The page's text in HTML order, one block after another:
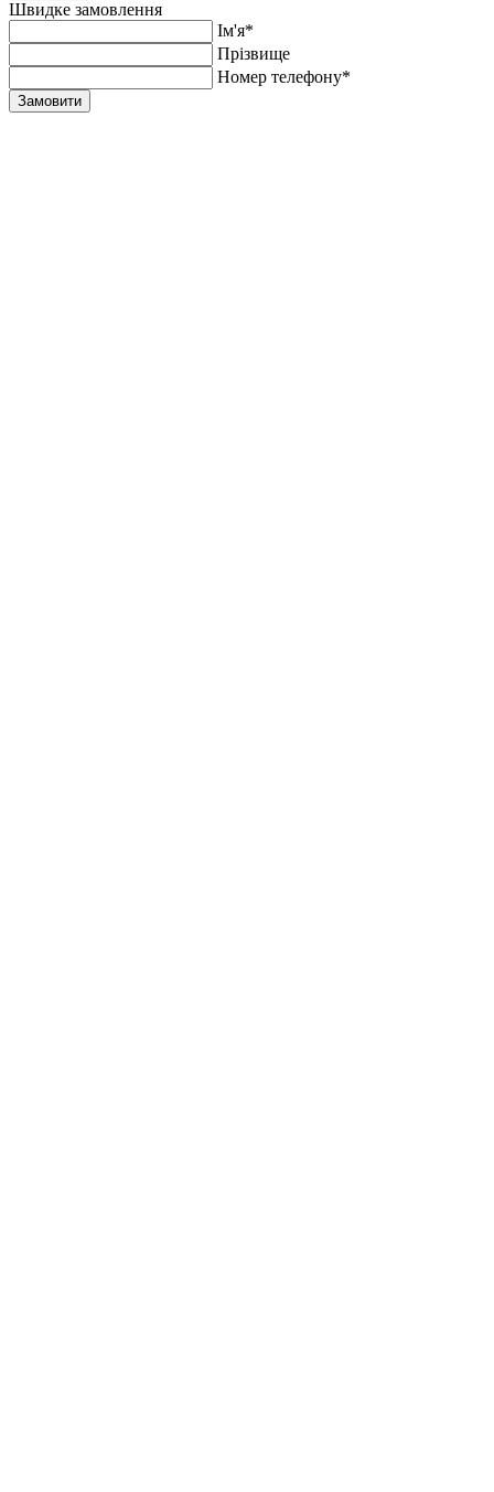
Швидке замовлення
Ім'я*
Прiзвище
Номер телефону*